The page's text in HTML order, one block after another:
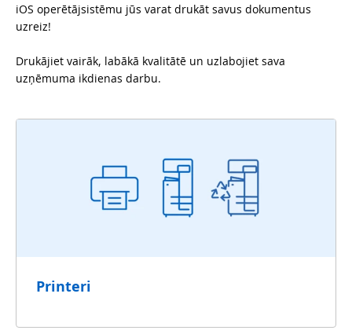
iOS operētājsistēmu jūs varat drukāt savus dokumentus
uzreiz!
Drukājiet vairāk, labākā kvalitātē un uzlabojiet sava
uzņēmuma ikdienas darbu.
Printeri